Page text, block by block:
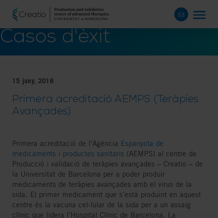
Casos d'èxit
15 juny, 2016
Primera acreditació AEMPS (Teràpies
Avançades)
Primera acreditació de l’Agència Espanyola de
medicaments i productes sanitaris (AEMPS) al centre de
Producció i validació de teràpies avançades – Creatio – de
la Universitat de Barcelona per a poder produir
medicaments de teràpies avançades amb el virus de la
sida. El primer medicament que s’està produint en aquest
centre és la vacuna cel·lular de la sida per a un assaig
clínic que lidera l’Hospital Clínic de Barcelona. La